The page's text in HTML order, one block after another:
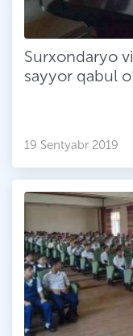
Surxondaryo
sayyor qabul
19 Sentyabr 2019